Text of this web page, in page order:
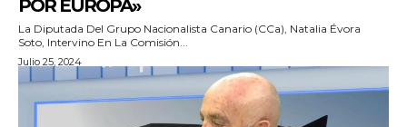
POR EUROPA»
La Diputada Del Grupo Nacionalista Canario (CCa), Natalia Évora
Soto, Intervino En La Comisión...
Julio 25, 2024